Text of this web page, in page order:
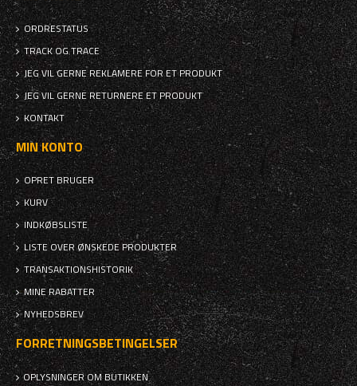
ORDRESTATUS
TRACK OG TRACE
JEG VIL GERNE REKLAMERE FOR ET PRODUKT
JEG VIL GERNE RETURNERE ET PRODUKT
KONTAKT
MIN KONTO
OPRET BRUGER
KURV
INDKØBSLISTE
LISTE OVER ØNSKEDE PRODUKTER
TRANSAKTIONSHISTORIK
MINE RABATTER
NYHEDSBREV
FORRETNINGSBETINGELSER
OPLYSNINGER OM BUTIKKEN